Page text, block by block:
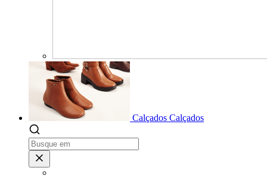
Calçados Calçados